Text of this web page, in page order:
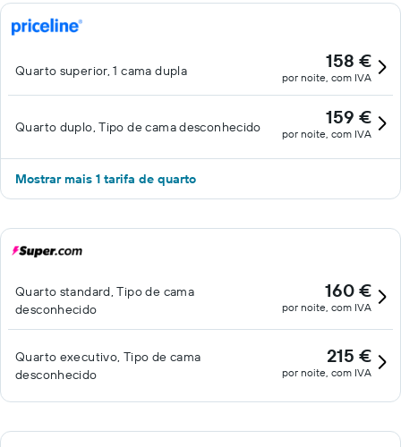
Quarto superior, 1 cama dupla 158 €
por noite, com IVA
Quarto duplo, Tipo de cama desconhecido 159 €
por noite, com IVA
Mostrar mais 1 tarifa de quarto
Quarto standard, Tipo de cama
desconhecido
160 €
por noite, com IVA
Quarto executivo, Tipo de cama
desconhecido
215 €
por noite, com IVA